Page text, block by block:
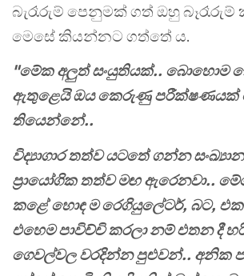
බැරෑරුම් පෙනුමක් ගත් ඔහු
මෙසේ කියන්නට ගත්තේ ය.
"මේක අලුත් සංයුතියක්.. බොහොම
ඇතුළෙයි ඔය කෙරුණු පරීක්ෂණයක්
තියෙන්නේ..
විද්‍යාගාර තත්ව යටතේ ගන්න
ප්‍රායෝගික තත්ව මඟ ඇරෙනවා..
කළේ හොඳ ම රෙගියුලේටර්, බට,
එහෙම පාවිච්චි කරලා නම් එතන දී හරි
ගෙවල්වල වරදින්න පුළුවන්.. අනික